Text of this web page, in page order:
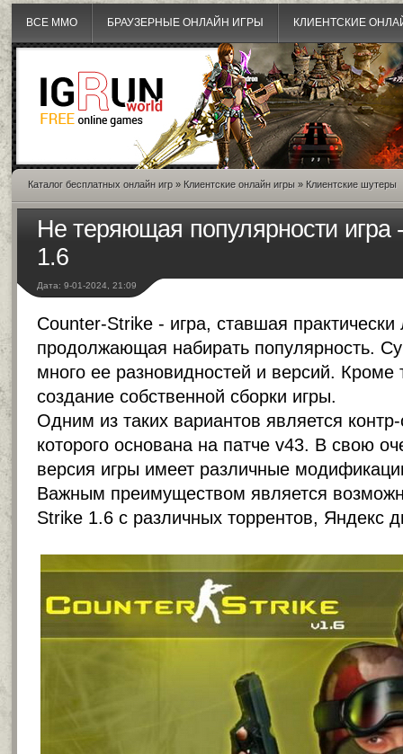
ВСЕ MMO БРАУЗЕРНЫЕ ОНЛАЙН ИГРЫ КЛИЕНТСКИЕ
Каталог бесплатных онлайн игр » Клиентские онлайн игры » Клиентские шутеры
Не теряющая популярности игра
1.6
Дата: 9-01-2024, 21:09
Counter-Strike - игра, ставшая практически
продолжающая набирать популярность.
много ее разновидностей и версий. Кроме
создание собственной сборки игры.
Одним из таких вариантов является
которого основана на патче v43. В свою
версия игры имеет различные
Важным преимуществом является
Strike 1.6 с различных торрентов, Яндекс